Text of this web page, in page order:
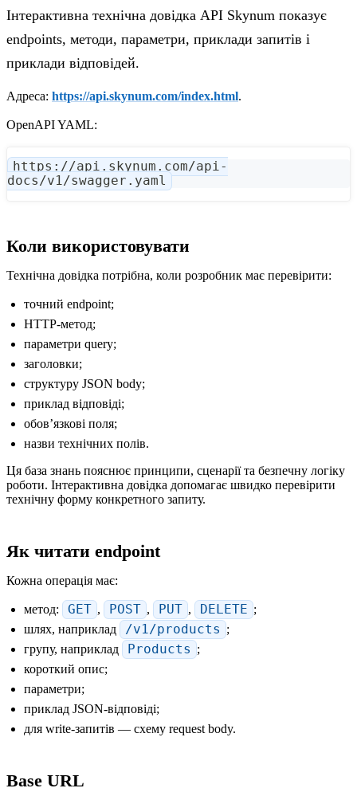
Інтерактивна технічна довідка API Skynum показує
endpoints, методи, параметри, приклади запитів і
приклади відповідей.
Адреса: https://api.skynum.com/index.html.
OpenAPI YAML:
https://api.skynum.com/api-
docs/v1/swagger.yaml
Коли використовувати
Технічна довідка потрібна, коли розробник має перевірити:
точний endpoint;
HTTP-метод;
параметри query;
заголовки;
структуру JSON body;
приклад відповіді;
обовʼязкові поля;
назви технічних полів.
Ця база знань пояснює принципи, сценарії та безпечну логіку
роботи. Інтерактивна довідка допомагає швидко перевірити
технічну форму конкретного запиту.
Як читати endpoint
Кожна операція має:
метод: GET , POST , PUT , DELETE ;
шлях, наприклад
/v1/products ;
групу, наприклад
Products ;
короткий опис;
параметри;
приклад JSON-відповіді;
для write-запитів — схему request body.
Base URL